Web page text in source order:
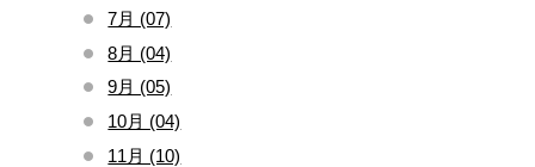
7月 (07)
8月 (04)
9月 (05)
10月 (04)
11月 (10)